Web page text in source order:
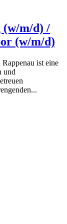
m/d) /
(w/m/d)
ist eine
und